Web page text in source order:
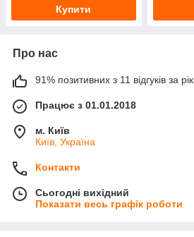
Купити
Про нас
91% позитивних з 11 відгуків за рік
Працює з 01.01.2018
м. Київ
Київ, Україна
Контакти
Сьогодні вихідний
Показати весь графік роботи